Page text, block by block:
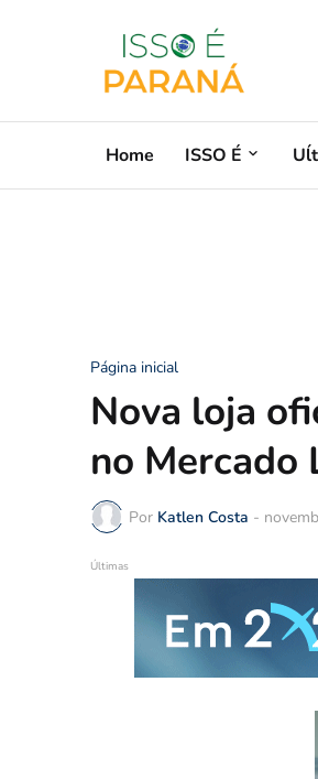
Home ISSO É
Página inicial
Nova loja
no Mercado
Por Katlen Costa -
Últimas